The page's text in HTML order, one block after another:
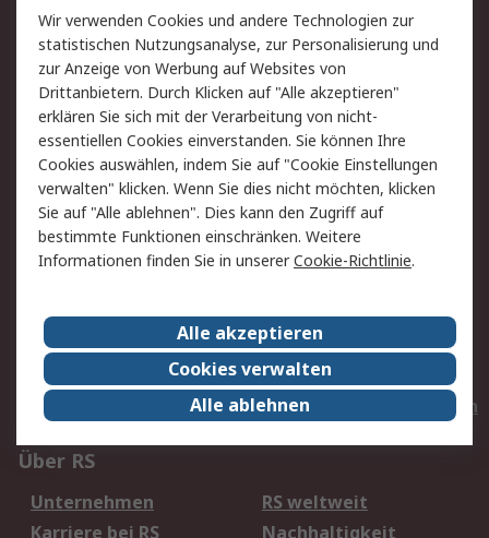
Wir akzeptieren:
Service
Value Added Services
Lieferlösungen
Rücksendungen
Kontakt
Hilfe
Privatkunden
AGB
Datenschutz
Cookie-Richtlinie
Zahlungsbedingungen
Copyright/Impressum
Entsorgung
Elektrogeräte/Batterien
Über RS
Unternehmen
RS weltweit
Karriere bei RS
Nachhaltigkeit
Wir verwenden Cookies und andere Technologien zur
statistischen Nutzungsanalyse, zur Personalisierung und
zur Anzeige von Werbung auf Websites von
Drittanbietern. Durch Klicken auf "Alle akzeptieren"
erklären Sie sich mit der Verarbeitung von nicht-
essentiellen Cookies einverstanden. Sie können Ihre
Cookies auswählen, indem Sie auf "Cookie Einstellungen
verwalten" klicken. Wenn Sie dies nicht möchten, klicken
Sie auf "Alle ablehnen". Dies kann den Zugriff auf
bestimmte Funktionen einschränken. Weitere
Informationen finden Sie in unsererCookie-Richtlinie.
Alle akzeptieren
Cookies verwalten
Alle ablehnen